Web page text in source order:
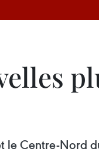
le Centre-